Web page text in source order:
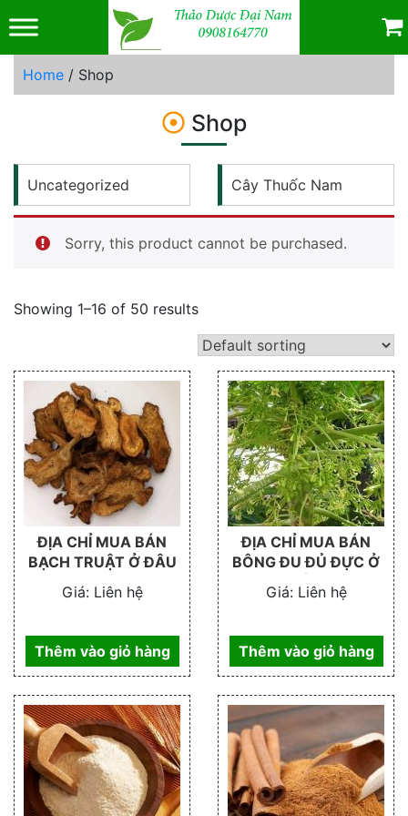
to
content
Home / Shop
Shop
Uncategorized Cây Thuốc Nam
Sorry, this product cannot be purchased.
Showing 1–16 of 50 results
ĐỊA CHỈ MUA BÁN
BẠCH TRUẬT Ở ĐÂU
Giá:Liên hệ
Thêm vào giỏ hàng
ĐỊA CHỈ MUA BÁN
BÔNG ĐU ĐỦ ĐỰC Ở
ĐÂU
Giá:Liên hệ
Thêm vào giỏ hàng